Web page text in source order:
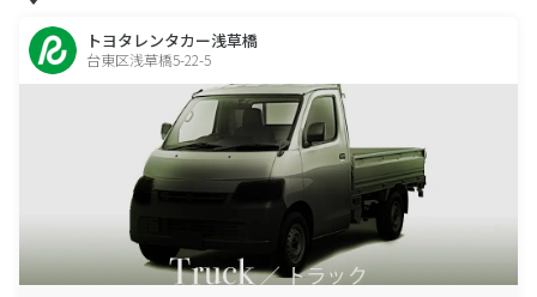
トヨタレンタカー浅草橋
台東区浅草橋5-22-5